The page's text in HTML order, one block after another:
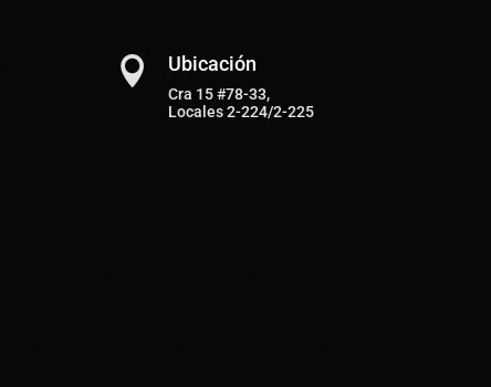
 Ubicación
Cra 15 #78-33,
Locales 2-224/2-225